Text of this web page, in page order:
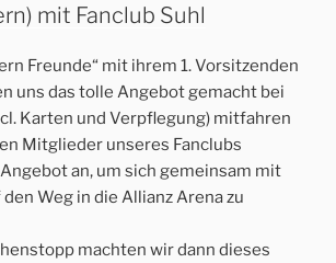
mit Fanclub Suhl
Freunde“ mit ihrem 1. Vorsitzenden
uns das tolle Angebot gemacht bei
Karten und Verpflegung) mitfahren
Mitglieder unseres Fanclubs
an, um sich gemeinsam mit
Weg in die Allianz Arena zu
machten wir dann dieses